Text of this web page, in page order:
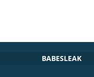
BABESLEAK